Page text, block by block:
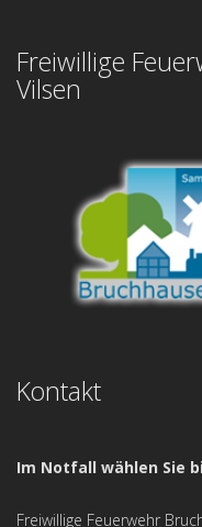
Freiwillige
Vilsen
Kontakt
Im Notfall wählen Sie
Freiwillige Feuerwehr